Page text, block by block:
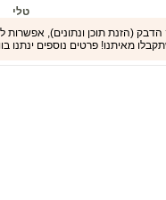
טלי
פרטים נוספים ינתנו בוואטספ 050-